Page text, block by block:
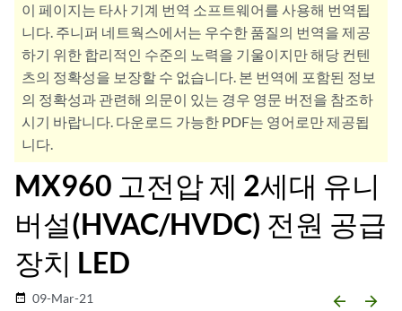
이 페이지는 타사 기계 번역 소프트웨어를 사용해 번역됩
니다. 주니퍼 네트웍스에서는 우수한 품질의 번역을 제공
하기 위한 합리적인 수준의 노력을 기울이지만 해당 컨텐
츠의 정확성을 보장할 수 없습니다. 본 번역에 포함된 정보
의 정확성과 관련해 의문이 있는 경우 영문 버전을 참조하
시기 바랍니다. 다운로드 가능한 PDF는 영어로만 제공됩
니다.
MX960 고전압 제 2세대 유니
버설(HVAC/HVDC) 전원 공급
장치 LED
date_range 09-Mar-21 arrow_backward arrow_forward